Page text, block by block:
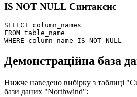
IS NOT NULL Синтаксис
SELECT column_names
FROM table_name
Демонстраційна база
Нижче наведено вибірку з таблиці
бази даних "Northwind":